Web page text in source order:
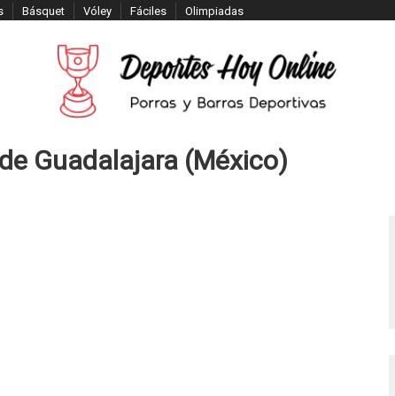
Básquet Vóley Fáciles Olimpiadas
Guadalajara (México)